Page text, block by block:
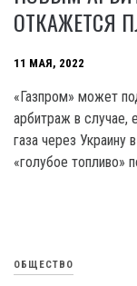
ОТКАЖЕТСЯ
11 МАЯ, 2022
«Газпром» может
арбитраж в случае,
газа через Украину
«голубое топливо»
ОБЩЕСТВО